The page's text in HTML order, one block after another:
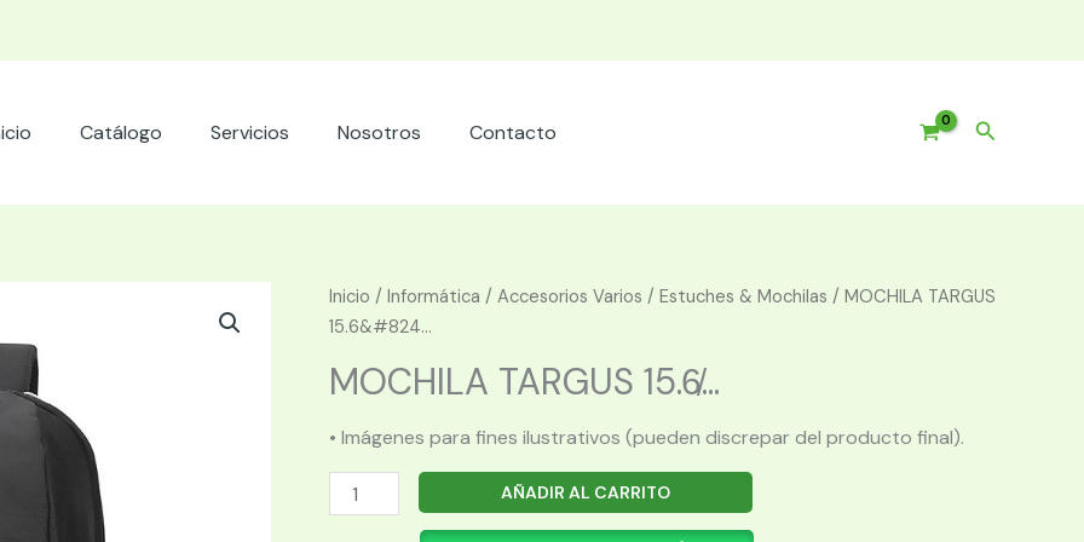
Catálogo Servicios Nosotros Contacto Buscar
Inicio / Informática / Accesorios Varios / Estuches & Mochilas / MOCHILA TARGUS
15.6&#824...
MOCHILA TARGUS 15.6̸...
• Imágenes para fines ilustrativos (pueden discrepar del producto final).
MOCHILA
TARGUS
AÑADIR AL CARRITO